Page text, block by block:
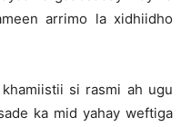
arrimo la xidhiidho
si rasmi ah ugu
ka mid yahay weftiga